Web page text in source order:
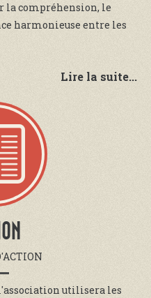
la compréhension, le
harmonieuse entre les
Lire la suite...
utilisera les